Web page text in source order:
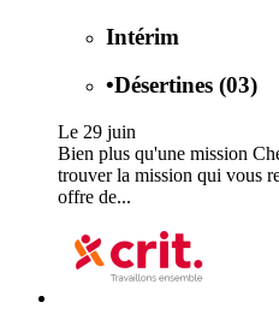
Intérim
•Désertines (03)
Le 29 juin
Bien plus qu'une mission
trouver la mission qui vous
offre de...